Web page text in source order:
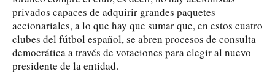
privados capaces de adquirir grandes paquetes
accionariales, a lo que hay que sumar que, en estos cuatro
clubes del fútbol español, se abren procesos de consulta
democrática a través de votaciones para elegir al nuevo
presidente de la entidad.